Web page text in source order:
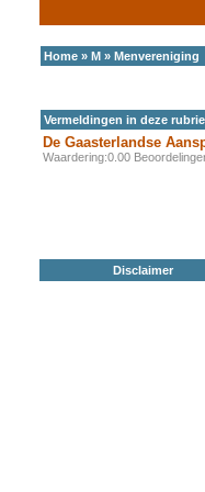
Home » M » Menvereniging
Vermeldingen in deze
De Gaasterlandse
Waardering:0.00
Disclaimer